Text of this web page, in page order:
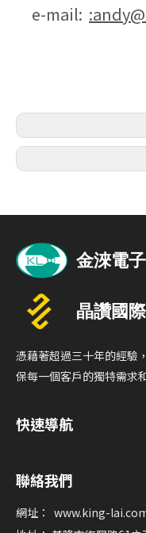
e-mail:
憑藉著超過三十年的經驗
保每一個客戶的獨特需求
快速導航
聯絡我們
網址： www.king-